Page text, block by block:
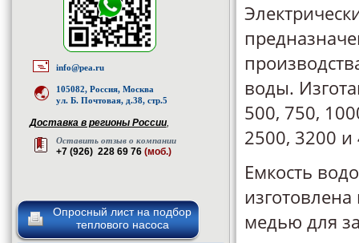
info@pea.ru
105082, Россия, Москва
ул. Б. Почтовая, д.38, стр.5
Доставка в регионы России,
Оставить отзыв о компании
+7 (926) 228 69 76 (моб.)
Опросный лист на подбор
теплового насоса
воды.
500, 750,
2500, 3200 и
Емкость
медью для